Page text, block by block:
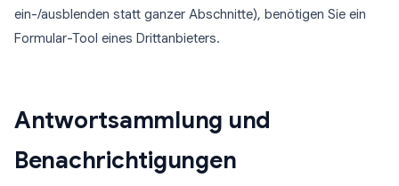
ein-/ausblenden statt ganzer Abschnitte), benötigen Sie ein
Formular-Tool eines Drittanbieters.
Antwortsammlung und
Benachrichtigungen